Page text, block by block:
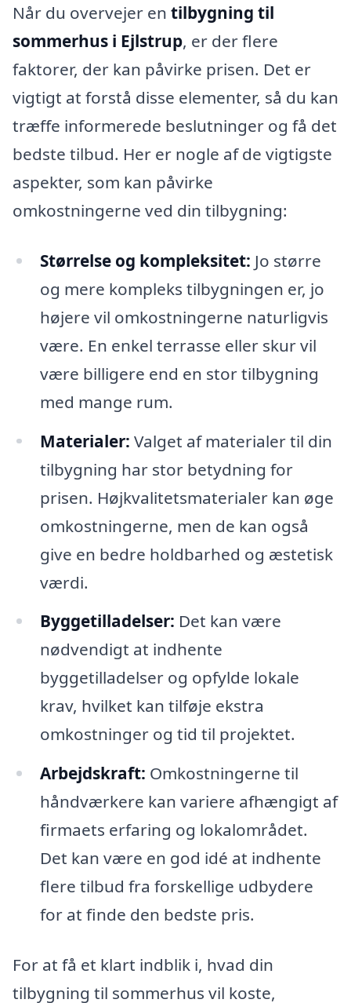
Når du overvejer en tilbygning til
sommerhus i Ejlstrup, er der flere
faktorer, der kan påvirke prisen. Det er
vigtigt at forstå disse elementer, så du kan
træffe informerede beslutninger og få det
bedste tilbud. Her er nogle af de vigtigste
aspekter, som kan påvirke
omkostningerne ved din tilbygning:
Størrelse og kompleksitet: Jo større
og mere kompleks tilbygningen er, jo
højere vil omkostningerne naturligvis
være. En enkel terrasse eller skur vil
være billigere end en stor tilbygning
med mange rum.
Materialer: Valget af materialer til din
tilbygning har stor betydning for
prisen. Højkvalitetsmaterialer kan øge
omkostningerne, men de kan også
give en bedre holdbarhed og æstetisk
værdi.
Byggetilladelser: Det kan være
nødvendigt at indhente
byggetilladelser og opfylde lokale
krav, hvilket kan tilføje ekstra
omkostninger og tid til projektet.
Arbejdskraft: Omkostningerne til
håndværkere kan variere afhængigt af
firmaets erfaring og lokalområdet.
Det kan være en god idé at indhente
flere tilbud fra forskellige udbydere
for at finde den bedste pris.
For at få et klart indblik i, hvad din
tilbygning til sommerhus vil koste,